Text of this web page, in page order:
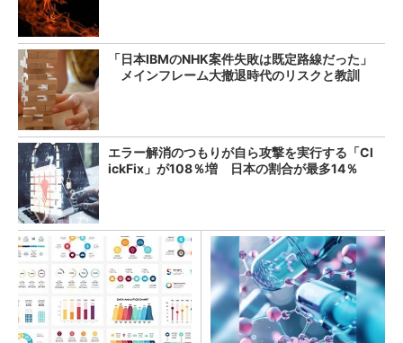
「日本IBMのNHK案件失敗は既定路線だった」
メインフレーム大撤退時代のリスクと教訓
エラー解消のつもりが自ら攻撃を実行する「Cl
ickFix」が108％増 日本の割合が最多14％